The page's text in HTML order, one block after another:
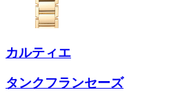
カルティエ
タンクフランセーズ